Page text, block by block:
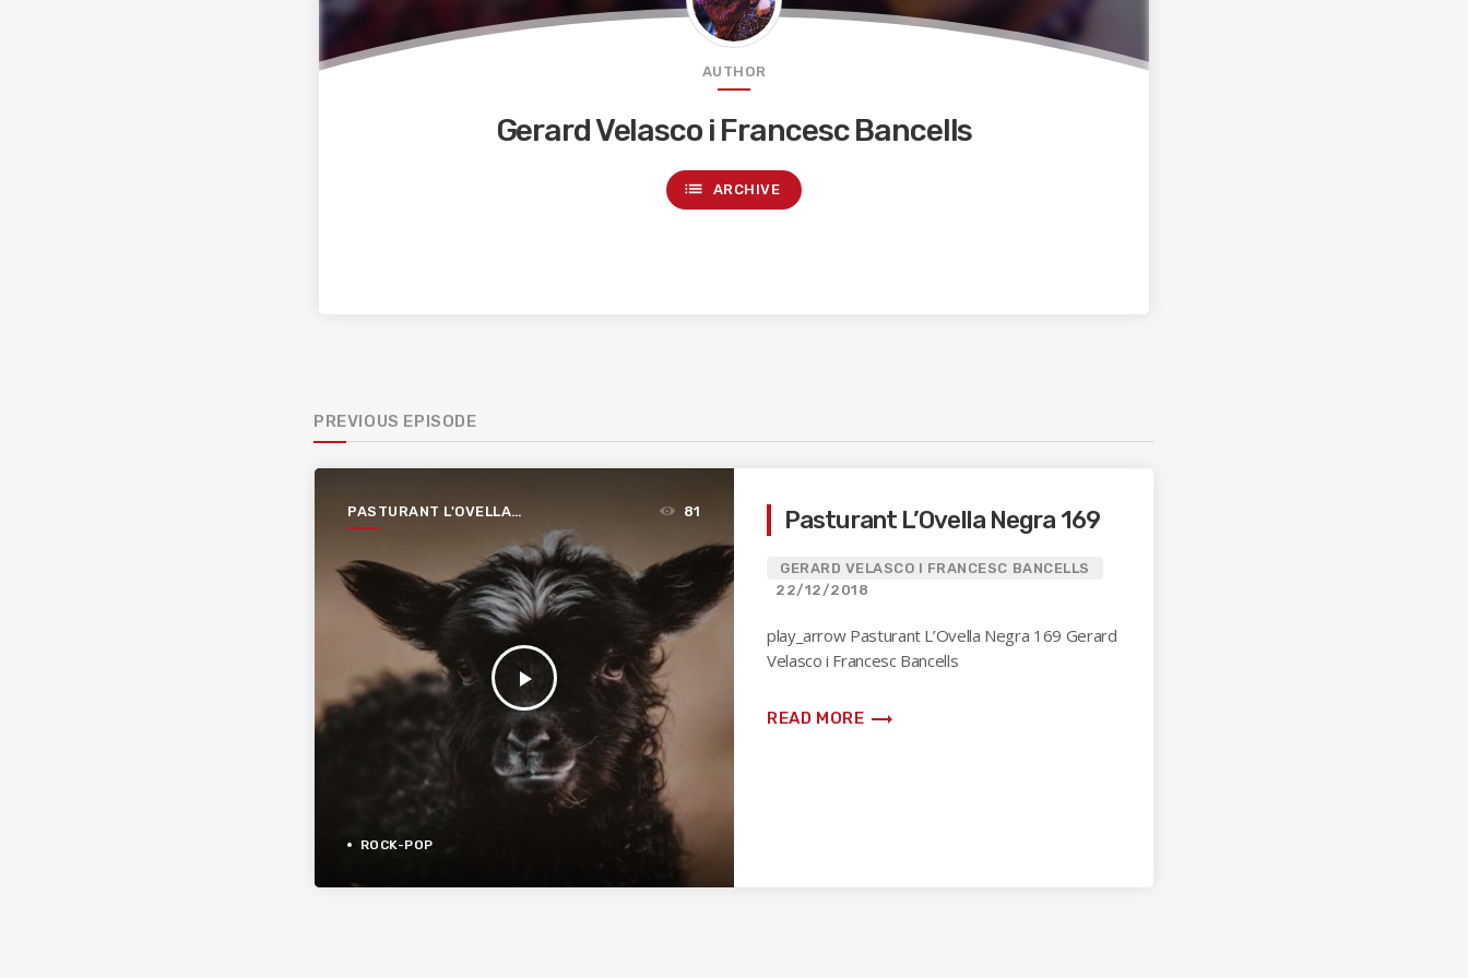
AUTHOR
Gerard Velasco i Francesc Bancells
list ARCHIVE
PREVIOUS EPISODE
PASTURANT L'OVELLA
NEGRA
play_arrow
81
ROCK-POP
Pasturant L’Ovella Negra 169
GERARD VELASCO I FRANCESC BANCELLS
22/12/2018
play_arrow Pasturant L’Ovella Negra 169 Gerard
Velasco i Francesc Bancells
READ MORE trending_flat